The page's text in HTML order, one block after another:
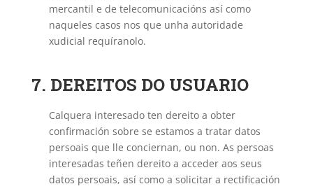
mercantil e de telecomunicacións así como
naqueles casos nos que unha autoridade
xudicial requíranolo.
7. DEREITOS DO USUARIO
Calquera interesado ten dereito a obter
confirmación sobre se estamos a tratar datos
persoais que lle conciernan, ou non. As persoas
interesadas teñen dereito a acceder aos seus
datos persoais, así como a solicitar a rectificación